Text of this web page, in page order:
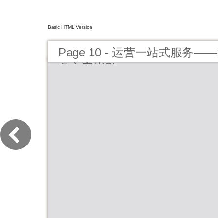
Basic HTML Version
Page 10 - 运营一站式服务
务方案指引